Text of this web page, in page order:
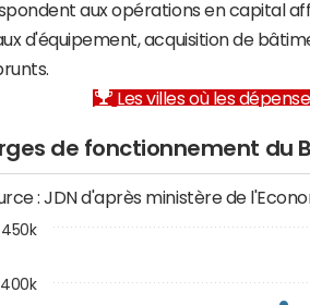
aux opérations en capital
d'équipement, acquisition de
Les villes où les
de fonctionnement du
: JDN d'après ministère de
400k
450k